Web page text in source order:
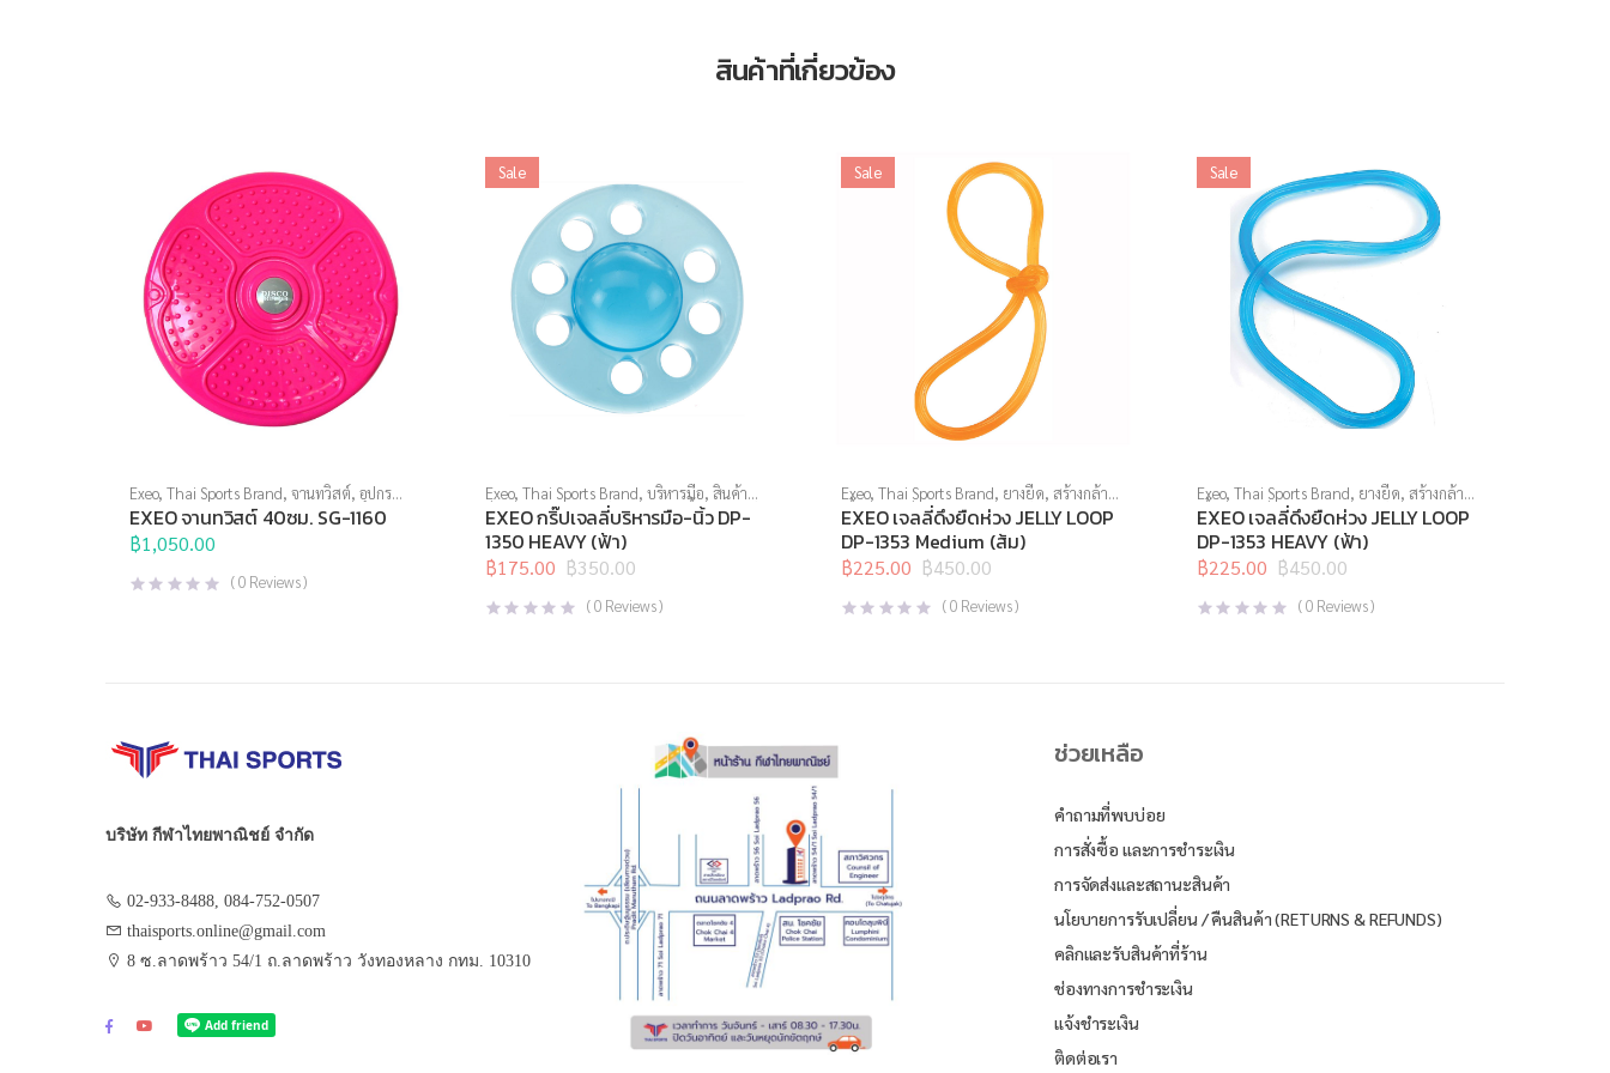
สินค้าที่เกี่ยวข้อง
Exeo,Thai Sports Brand, จานทวิสต์, อุปกรณ์
บริหารกาย
EXEO จานทวิสต์ 40ซม. SG-1160
฿1,050.00
(0 Reviews )
Sale
Exeo,Thai Sports Brand, บริหารมือ, สินค้า
ล็อตสุดท้าย, อุปกรณ์คลายกล้ามเนื้อ,อุปกรณ์
บริหารกาย,อุปกรณ์ยืดเหยียด,อุปกรณ์เพื่อ
สุขภาพ
EXEO กริ๊ปเจลลี่บริหารมือ-นิ้ว DP-
1350 HEAVY (ฟ้า)
฿350.00
Original
price
was:
฿175.00
Current
price
is:
(0 Reviews )
Sale
Exeo,Thai Sports Brand, ยางยืด, สร้างกล้าม
เนื้อ,สินค้าล็อตสุดท้าย, อุปกรณ์คลายกล้าม
เนื้อ,อุปกรณ์บริหารกาย,อุปกรณ์ยืดเหยียด,
อุปกรณ์สุขภาพเพื่อผู้สูงวัย,อุปกรณ์เพื่อสุขภาพ
EXEO เจลลี่ดึงยืดห่วง JELLY LOOP
DP-1353 Medium (ส้ม)
฿450.00
Original
price
was:
฿225.00
Current
price
is:
(0 Reviews )
Sale
Exeo,Thai Sports Brand, ยางยืด, สร้างกล้าม
เนื้อ,สินค้าล็อตสุดท้าย, อุปกรณ์คลายกล้าม
เนื้อ,อุปกรณ์บริหารกาย,อุปกรณ์ยืดเหยียด,
อุปกรณ์เพื่อสุขภาพ
EXEO เจลลี่ดึงยืดห่วง JELLY LOOP
DP-1353 HEAVY (ฟ้า)
฿450.00
Original
price
was:
฿225.00
Current
price
is:
(0 Reviews )
บริษัท กีฬาไทยพาณิชย์ จำกัด
02-933-8488, 084-752-0507
thaisports.online@gmail.com
8 ซ.ลาดพร้าว 54/1 ถ.ลาดพร้าว วังทองหลาง กทม. 10310
ช่วยเหลือ
คำถามที่พบบ่อย
การสั่งซื้อ และการชำระเงิน
การจัดส่งและสถานะสินค้า
นโยบายการรับเปลี่ยน / คืนสินค้า (RETURNS & REFUNDS)
คลิกและรับสินค้าที่ร้าน
ช่องทางการชำระเงิน
แจ้งชำระเงิน
ติดต่อเรา